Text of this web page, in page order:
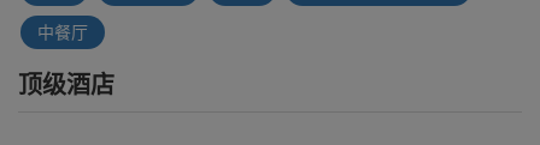
中餐厅
顶级酒店